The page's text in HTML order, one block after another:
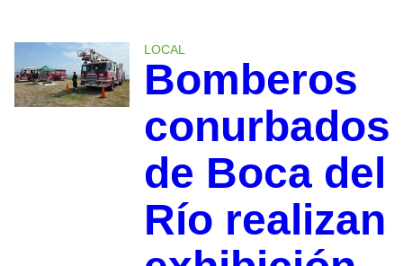
LOCAL
Bomberos
conurbados
de Boca del
Río realizan